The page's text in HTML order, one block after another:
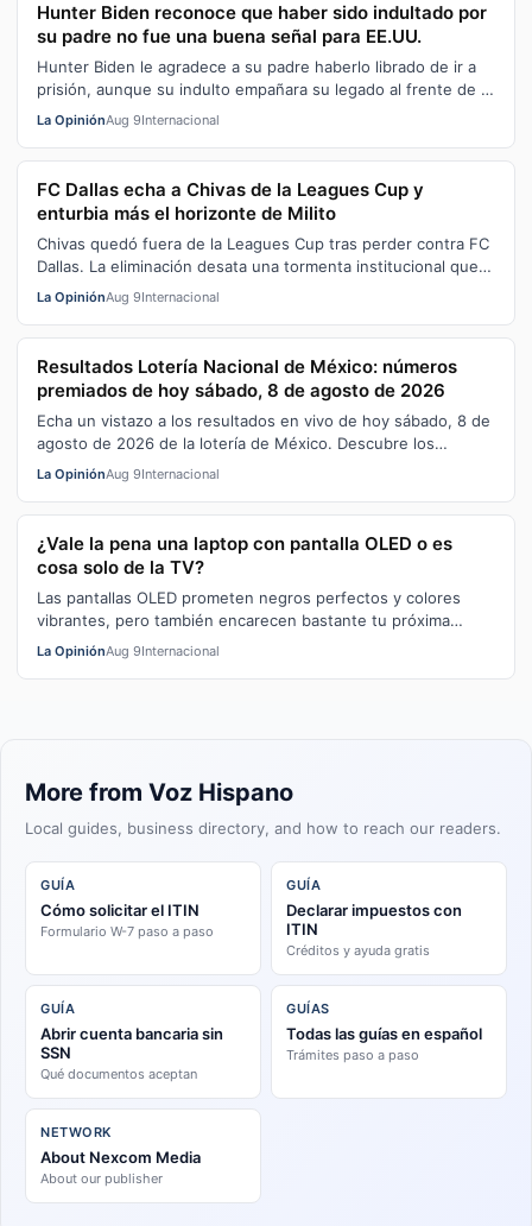
Hunter Biden reconoce que haber sido indultado por
su padre no fue una buena señal para EE.UU.
Hunter Biden le agradece a su padre haberlo librado de ir a
prisión, aunque su indulto empañara su legado al frente de la
presidencia
La OpiniónAug 9Internacional
FC Dallas echa a Chivas de la Leagues Cup y
enturbia más el horizonte de Milito
Chivas quedó fuera de la Leagues Cup tras perder contra FC
Dallas. La eliminación desata una tormenta institucional que
tambalea la gestión …
La OpiniónAug 9Internacional
Resultados Lotería Nacional de México: números
premiados de hoy sábado, 8 de agosto de 2026
Echa un vistazo a los resultados en vivo de hoy sábado, 8 de
agosto de 2026 de la lotería de México. Descubre los
números premiados de los s…
La OpiniónAug 9Internacional
¿Vale la pena una laptop con pantalla OLED o es
cosa solo de la TV?
Las pantallas OLED prometen negros perfectos y colores
vibrantes, pero también encarecen bastante tu próxima
laptop. Te contamos si vale la …
La OpiniónAug 9Internacional
More from Voz Hispano
Local guides, business directory, and how to reach our readers.
GUÍA
Cómo solicitar el ITIN
Formulario W-7 paso a paso
GUÍA
Declarar impuestos con
ITIN
Créditos y ayuda gratis
GUÍA
Abrir cuenta bancaria sin
SSN
Qué documentos aceptan
GUÍAS
Todas las guías en español
Trámites paso a paso
NETWORK
About Nexcom Media
About our publisher